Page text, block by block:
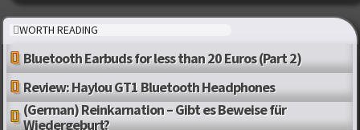
WORTH READING
Bluetooth Earbuds for less than 20 Euros (Part 2)
Review: Haylou GT1 Bluetooth Headphones
(German) Reinkarnation – Gibt es Beweise für
Wiedergeburt?